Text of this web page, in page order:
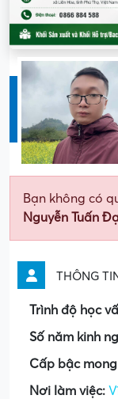
Bạn không có
Nguyễn Tuấn
THÔNG
Trình độ học
Số năm kinh
Cấp bậc
Nơi làm việc: